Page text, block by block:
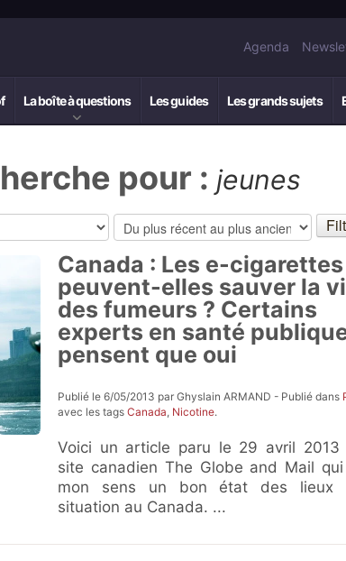
Agenda
La boîte à questions Les guides Les grands sujets
pour : jeunes
Canada : Les e-cigarettes
peuvent-elles sauver la
des fumeurs ? Certains
experts en santé
pensent que oui
Publié le 6/05/2013 par Ghyslain ARMAND - Publié dans
avec les tagsCanada, Nicotine.
Voici un article paru le 29 avril 2013
site canadien The Globe and Mail
mon sens un bon état des lieux
situation au Canada. ...